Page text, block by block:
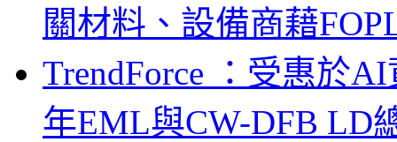
關材料、設備商藉
TrendForce ：受惠於
年EML與CW-DFB LD